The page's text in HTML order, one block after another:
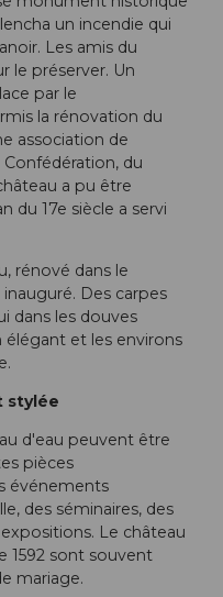
un incendie qui
Les amis du
le préserver. Un
par le
la rénovation du
association de
du
a pu être
du 17e siècle a servi
rénové dans le
Des carpes
dans les douves
élégant et les environs
stylée
d'eau peuvent être
pièces
événements
des séminaires, des
Le château
1592 sont souvent
mariage.